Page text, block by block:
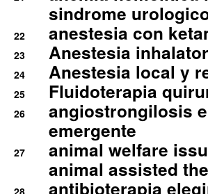
sindrome
22 anestesia con
23 Anestesia
24 Anestesia local y
25 Fluidoterapia
26
angiostrongilosis
emergente
27
animal welfare
animal assisted
antibioterapia